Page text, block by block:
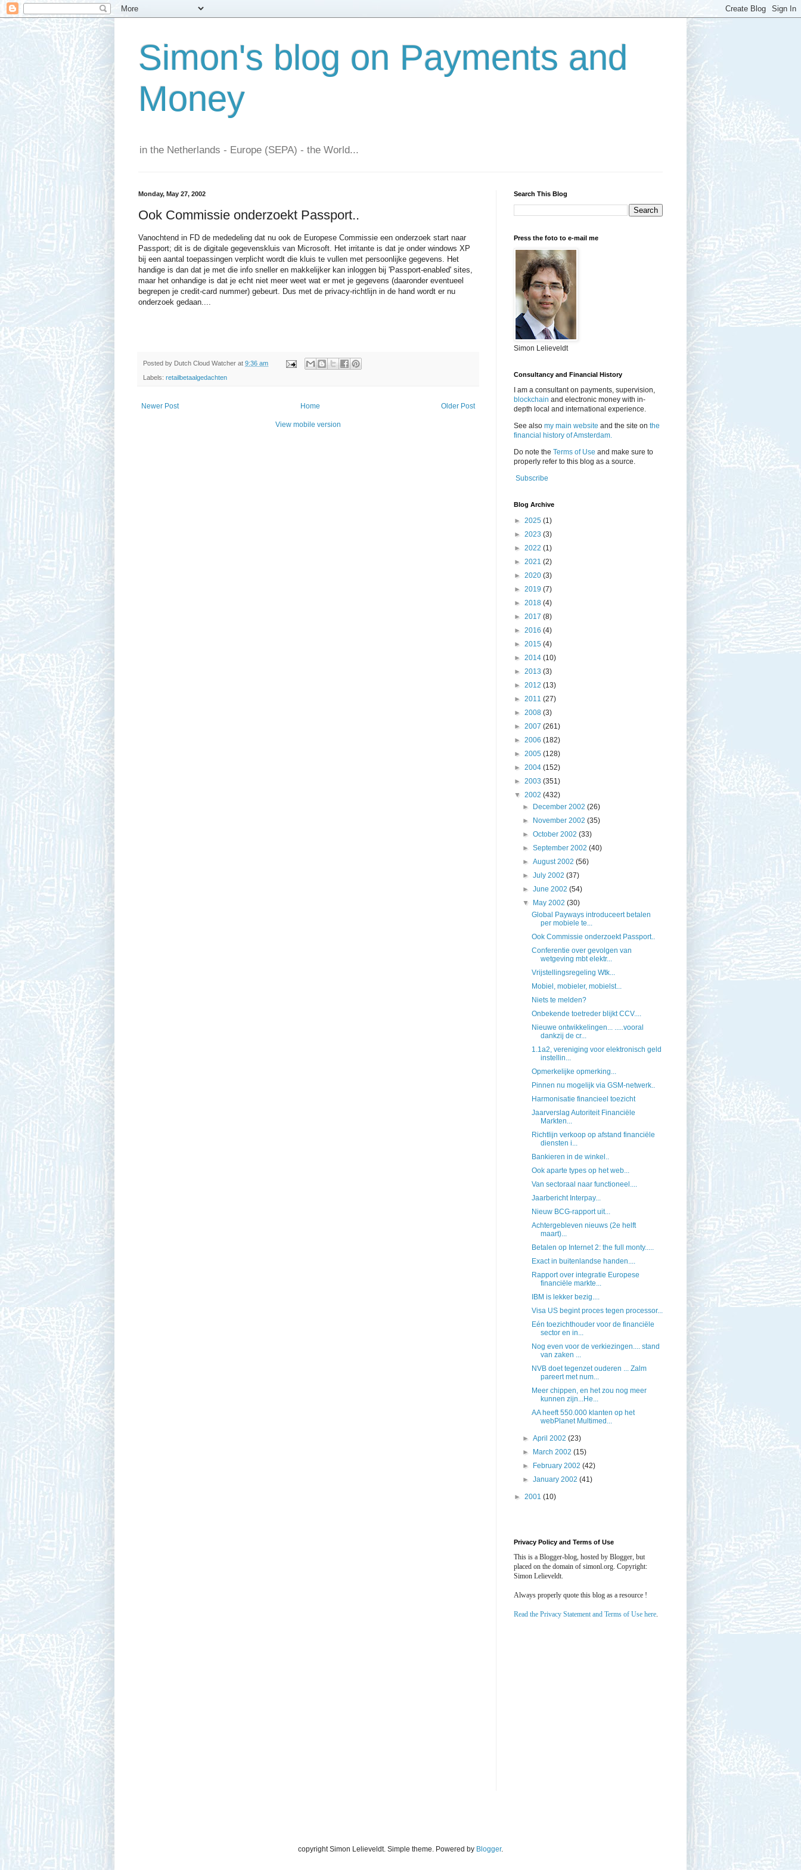
Simon's blog on Payments and
Money
in the Netherlands - Europe (SEPA) - the World...
Monday, May 27, 2002
Ook Commissie onderzoekt Passport..
Vanochtend in FD de mededeling dat nu ook de Europese Commissie een onderzoek start naar
Passport; dit is de digitale gegevenskluis van Microsoft. Het irritante is dat je onder windows XP
bij een aantal toepassingen verplicht wordt die kluis te vullen met persoonlijke gegevens. Het
handige is dan dat je met die info sneller en makkelijker kan inloggen bij 'Passport-enabled' sites,
maar het onhandige is dat je echt niet meer weet wat er met je gegevens (daaronder eventueel
begrepen je credit-card nummer) gebeurt. Dus met de privacy-richtlijn in de hand wordt er nu
onderzoek gedaan....
Posted by Dutch Cloud Watcher at 9:36 am
Labels: retailbetaalgedachten
Newer Post Older Post
Home
View mobile version
Search This Blog
Press the foto to e-mail me
Simon Lelieveldt
Consultancy and Financial History
I am a consultant on payments, supervision,
blockchain and electronic money with in-
depth local and international experience.
See also my main website and the site on the
financial history of Amsterdam.
Do note the Terms of Use and make sure to
properly refer to this blog as a source.
Subscribe
Blog Archive
► 2025 (1)
► 2023 (3)
► 2022 (1)
► 2021 (2)
► 2020 (3)
► 2019 (7)
► 2018 (4)
► 2017 (8)
► 2016 (4)
► 2015 (4)
► 2014 (10)
► 2013 (3)
► 2012 (13)
► 2011 (27)
► 2008 (3)
► 2007 (261)
► 2006 (182)
► 2005 (128)
► 2004 (152)
► 2003 (351)
▼ 2002 (432)
►
December 2002(26)
►
November 2002(35)
►October 2002(33)
►September 2002(40)
►August 2002(56)
►July 2002(37)
►June 2002(54)
▼
May 2002(30)
Global Payways introduceert betalen
per mobiele te...
Ook Commissie onderzoekt Passport..
Conferentie over gevolgen van
wetgeving mbt elektr...
Vrijstellingsregeling Wtk...
Mobiel, mobieler, mobielst...
Niets te melden?
Onbekende toetreder blijkt CCV....
Nieuwe ontwikkelingen... .....vooral
dankzij de cr...
1.1a2, vereniging voor elektronisch geld
instellin...
Opmerkelijke opmerking...
Pinnen nu mogelijk via GSM-netwerk..
Harmonisatie financieel toezicht
Jaarverslag Autoriteit Financiële
Markten...
Richtlijn verkoop op afstand financiële
diensten i...
Bankieren in de winkel..
Ook aparte types op het web...
Van sectoraal naar functioneel....
Jaarbericht Interpay...
Nieuw BCG-rapport uit...
Achtergebleven nieuws (2e helft
maart)...
Betalen op Internet 2: the full monty.....
Exact in buitenlandse handen....
Rapport over integratie Europese
financiële markte...
IBM is lekker bezig....
Visa US begint proces tegen processor...
Eén toezichthouder voor de financiële
sector en in...
Nog even voor de verkiezingen.... stand
van zaken ...
NVB doet tegenzet ouderen ... Zalm
pareert met num...
Meer chippen, en het zou nog meer
kunnen zijn...He...
AA heeft 550.000 klanten op het
webPlanet Multimed...
►April 2002(23)
►
March 2002(15)
►
February 2002(42)
►January 2002(41)
► 2001 (10)
Privacy Policy and Terms of Use
This is a Blogger-blog, hosted by Blogger, but
placed on the domain of simonl.org. Copyright:
Simon Lelieveldt.
Always properly quote this blog as a resource !
Read the Privacy Statement and Terms of Use here.
copyright Simon Lelieveldt. Simple theme. Powered by Blogger.